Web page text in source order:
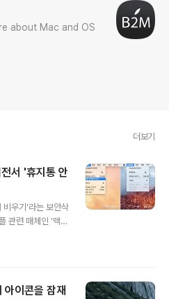
about Mac and OS
더보기
서 '휴지통 안
비우기'라는 보안삭
관련 매체인 '맥제
게 비우기(Empt
휴지통을 비웠더라
이콘을 잠재